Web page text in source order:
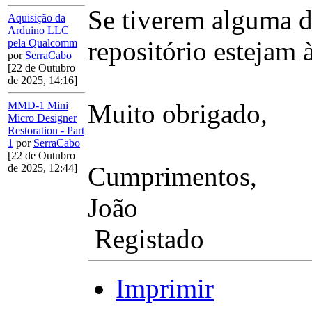
Aquisição da
Arduino LLC
pela Qualcomm
por SerraCabo
[22 de Outubro
de 2025, 14:16]
MMD-1 Mini
Micro Designer
Restoration - Part
1 por SerraCabo
[22 de Outubro
de 2025, 12:44]
Se tiverem alguma
repositório estejam
Muito obrigado,
Cumprimentos,
João
Registado
Imprimir